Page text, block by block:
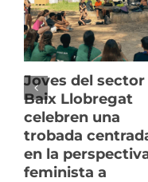
Joves del sector
Baix Llobregat
celebren una
trobada
en la
feminista a